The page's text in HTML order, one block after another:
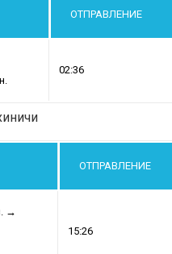
ОТПРАВЛЕНИЕ
02:36
ОТПРАВЛЕНИЕ
→
15:26